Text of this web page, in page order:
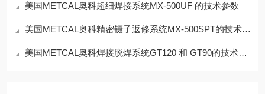
美国METCAL奥科超细焊接系统MX-500UF 的技术参数
美国METCAL奥科精密镊子返修系统MX-500SPT的技术参数
美国METCAL奥科焊接脱焊系统GT120 和 GT90的技术参数